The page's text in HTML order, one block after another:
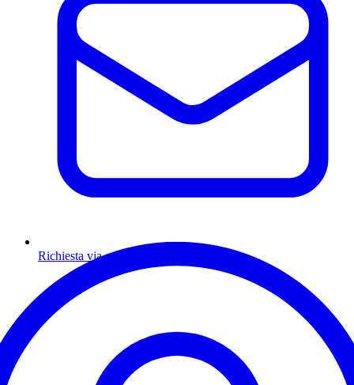
Richiesta via email